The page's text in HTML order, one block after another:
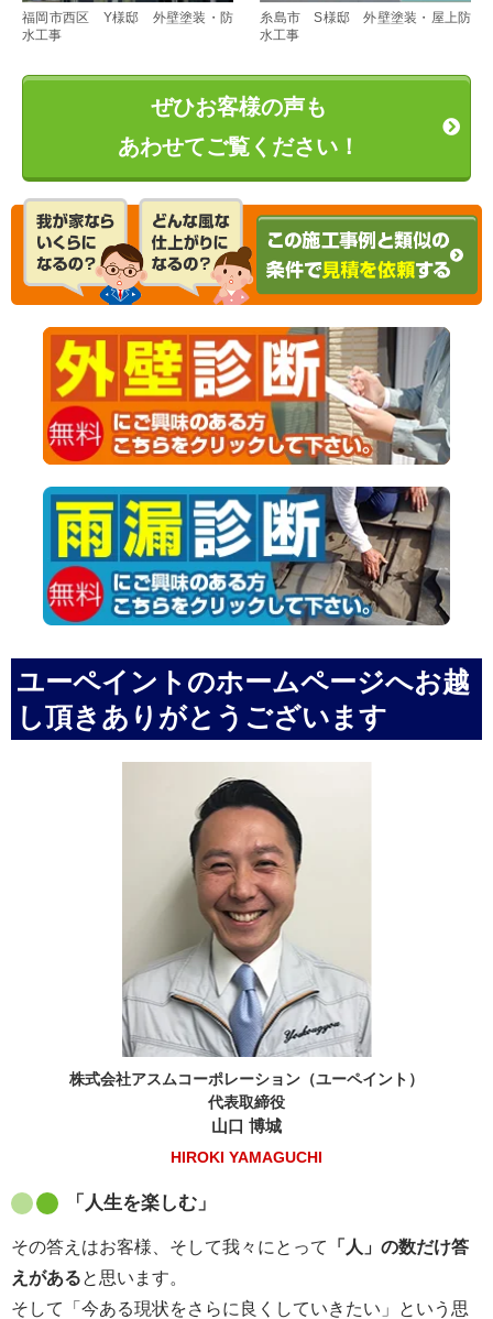
福岡市西区 Y様邸 外壁塗装・防
水工事
糸島市 S様邸 外壁塗装・屋上防
水工事
ぜひお客様の声も
あわせてご覧ください！
ユーペイントのホームページへお越
し頂きありがとうございます
株式会社アスムコーポレーション（ユーペイント）
代表取締役
山口 博城
HIROKI YAMAGUCHI
「人生を楽しむ」
その答えはお客様、そして我々にとって
「人」の数だけ答
えがあると思います。
そして「今ある現状をさらに良くしていきたい」という思